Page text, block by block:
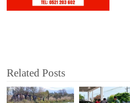
Related Posts